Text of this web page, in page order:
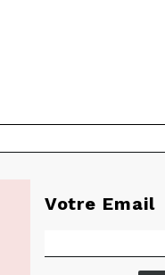
Votre Email